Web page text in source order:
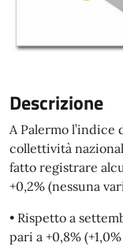
Descrizione
A Palermo l’indice
collettività
fatto registrare
+0,2% (nessuna
• Rispetto a
pari a +0,8%